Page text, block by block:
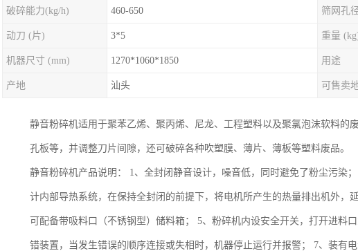
破碎能力(kg/h) 460-650 筛网孔
动刀 (片) 3*5 重量
机器尺寸 (mm) 1270*1060*1850 用途
产地 汕头 可售卖
静音粉碎机适用于聚苯乙烯、聚丙烯、尼龙、工程塑料以及聚氯泡沫软料的
孔板等，并调整刀片间隙，还可破碎各种吹塑膜、薄片、薄板等塑料废品。
静音粉碎机产品说明： 1、全封闭静音设计，噪音低，同时避免了粉尘污染
计内部导热系统，在保持全封闭的前提下，将电机所产生的热量排出机外，
可配备带吸料口（不锈钢型）储料箱； 5、粉碎机内设安全开关，打开进料
错装置，当发生错误的顺序连接或失相时，机器停止运行并报警； 7、装有